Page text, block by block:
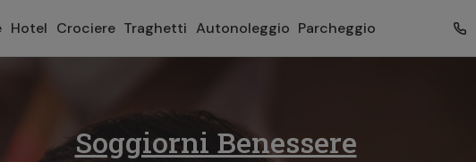
Hotel Crociere Traghetti Autonoleggio Parcheggio
Soggiorni Benessere